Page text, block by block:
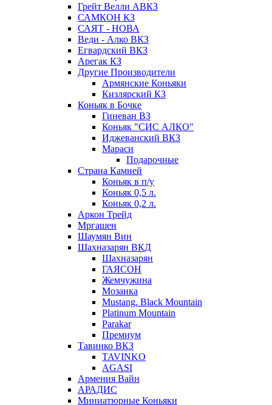
Грейт Велли АВКЗ
САМКОН КЗ
САЯТ - НОВА
Веди - Алко ВКЗ
Егвардский ВКЗ
Арегак КЗ
Другие Производители
Армянские Коньяки
Кизлярский КЗ
Коньяк в Бочке
Гиневан ВЗ
Коньяк "СИС АЛКО"
Иджеванский ВКЗ
Мараси
Подарочные
Страна Камней
Коньяк в п/у
Коньяк 0,5 л.
Коньяк 0,2 л.
Аркон Трейд
Мргашен
Шаумян Вин
Шахназарян ВКД
Шахназарян
ГАЯСОН
Жемчужина
Мозаика
Mustang. Black Mountain
Platinum Mountain
Parakar
Премиум
Тавинко ВКЗ
TAVINKO
AGASI
Армения Вайн
АРАДИС
Миниатюрные Коньяки